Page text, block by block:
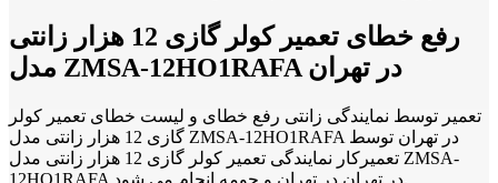
رفع خطای تعمیر کولر گازی 12 هزار زانتی
مدل ZMSA-12HO1RAFA در تهران
تعمیر توسط نمایندگی زانتی رفع خطای و لیست خطای تعمیر کولر
گازی 12 هزار زانتی مدل ZMSA-12HO1RAFA در تهران توسط
تعمیرکار نمایندگی تعمیر کولر گازی 12 هزار زانتی مدل ZMSA-
12HO1RAFA در تهران در تهران و حومه انجام می شود.